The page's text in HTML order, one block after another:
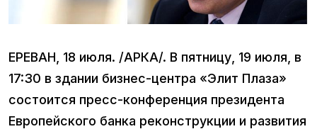
ЕРЕВАН, 18 июля. /АРКА/. В пятницу, 19 июля, в
17:30 в здании бизнес-центра «Элит Плаза»
состоится пресс-конференция президента
Европейского банка реконструкции и развития